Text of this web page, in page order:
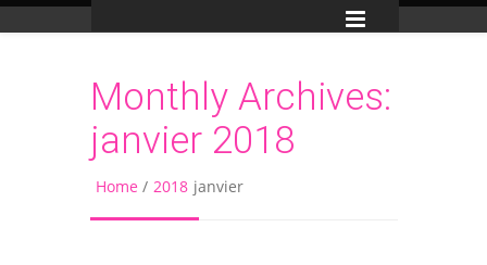
Monthly Archives:
janvier 2018
Home / 2018 janvier